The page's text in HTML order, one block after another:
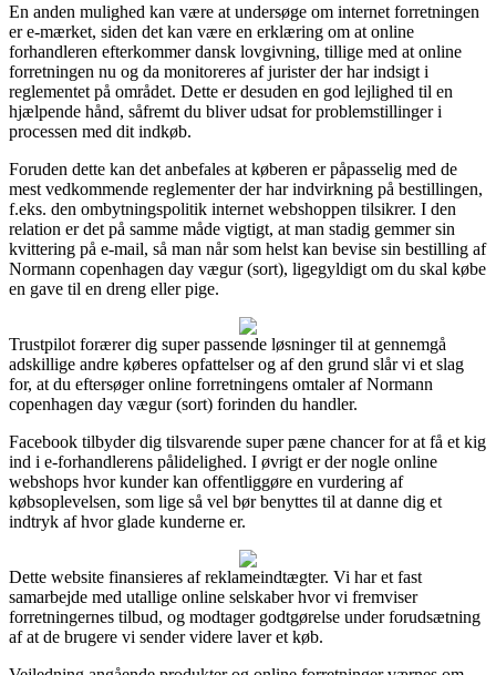
En anden mulighed kan være at undersøge om internet forretningen
er e-mærket, siden det kan være en erklæring om at online
forhandleren efterkommer dansk lovgivning, tillige med at online
forretningen nu og da monitoreres af jurister der har indsigt i
reglementet på området. Dette er desuden en god lejlighed til en
hjælpende hånd, såfremt du bliver udsat for problemstillinger i
processen med dit indkøb.
Foruden dette kan det anbefales at køberen er påpasselig med de
mest vedkommende reglementer der har indvirkning på bestillingen,
f.eks. den ombytningspolitik internet webshoppen tilsikrer. I den
relation er det på samme måde vigtigt, at man stadig gemmer sin
kvittering på e-mail, så man når som helst kan bevise sin bestilling af
Normann copenhagen day vægur (sort), ligegyldigt om du skal købe
en gave til en dreng eller pige.
Trustpilot forærer dig super passende løsninger til at gennemgå
adskillige andre køberes opfattelser og af den grund slår vi et slag
for, at du eftersøger online forretningens omtaler af Normann
copenhagen day vægur (sort) forinden du handler.
Facebook tilbyder dig tilsvarende super pæne chancer for at få et kig
ind i e-forhandlerens pålidelighed. I øvrigt er der nogle online
webshops hvor kunder kan offentliggøre en vurdering af
købsoplevelsen, som lige så vel bør benyttes til at danne dig et
indtryk af hvor glade kunderne er.
Dette website finansieres af reklameindtægter. Vi har et fast
samarbejde med utallige online selskaber hvor vi fremviser
forretningernes tilbud, og modtager godtgørelse under forudsætning
af at de brugere vi sender videre laver et køb.